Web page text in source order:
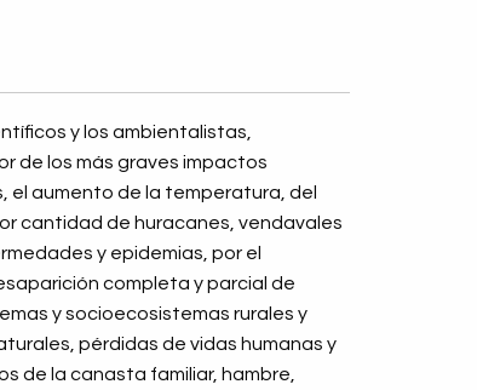
y los ambientalistas,
de los más graves impactos
el aumento de la temperatura, del
cantidad de huracanes, vendavales
y epidemias, por el
completa y parcial de
y socioecosistemas rurales y
pérdidas de vidas humanas y
de la canasta familiar, hambre,